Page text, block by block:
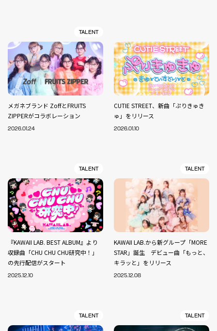
TALENT
メガネブランド ZoffとFRUITS
ZIPPERがコラボレーション
2026.01.24
CUTIE STREET、新曲「ぷりきゅき
ゅ」をリリース
2026.01.10
TALENT
『KAWAII LAB. BEST ALBUM』より
収録曲「CHU CHU CHU研究中！」
の先行配信がスタート
2025.12.10
TALENT
KAWAII LAB.から新グループ「MORE
STAR」誕生 デビュー曲「もっと、
キラッと」をリリース
2025.12.08
TALENT TALENT